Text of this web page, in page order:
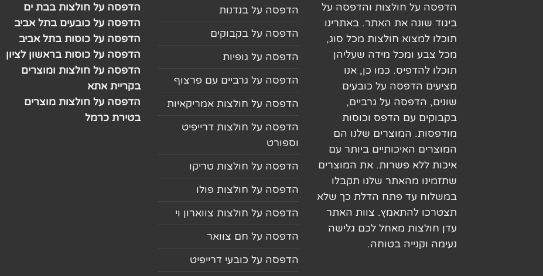
הדפסה על חולצות והדפסה על
ביגוד שונה את האתר. באתרינו
תוכלו למצוא חולצות מכל סוג,
מכל צבע ומכל מידה שעליהן
תוכלו להדפיס. כמו כן, אנו
מציעים הדפסה על כובעים
שונים, הדפסה על גרביים,
בקבוקים עם הדפס וכוסות
מודפסות. המוצרים שלנו הם
המוצרים האיכותיים ביותר עם
איכות ללא פשרות. את המוצרים
שתזמינו מהאתר שלנו תקבלו
במשלוח עד פתח הדלת כך שלא
תצטרכו להתאמץ. צוות האתר
עדן חולצות מאחל לכם גלישה
נעימה וקנייה בטוחה.
הדפסה על בנדנות
הדפסה על בקבוקים
הדפסה על גופיות
הדפסה על גרביים עם פרצוף
הדפסה על חולצות אמריקאיות
הדפסה על חולצות דרייפיט
וספורט
הדפסה על חולצות טריקו
הדפסה על חולצות פולו
הדפסה על חולצות צווארון וי
הדפסה על חם צוואר
הדפסה על כובעי דרייפיט
הדפסה על חולצות בבת ים
הדפסה על כובעים בתל אביב
הדפסה על כוסות בתל אביב
הדפסה על כוסות בראשון לציון
הדפסה על חולצות ומוצרים
בקריית אתא
הדפסה על חולצות מוצרים
בטירת כרמל